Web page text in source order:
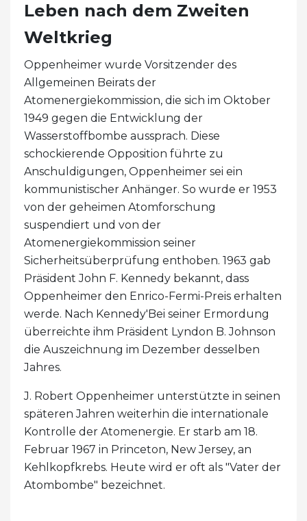
Leben nach dem Zweiten
Weltkrieg
Oppenheimer wurde Vorsitzender des
Allgemeinen Beirats der
Atomenergiekommission, die sich im Oktober
1949 gegen die Entwicklung der
Wasserstoffbombe aussprach. Diese
schockierende Opposition führte zu
Anschuldigungen, Oppenheimer sei ein
kommunistischer Anhänger. So wurde er 1953
von der geheimen Atomforschung
suspendiert und von der
Atomenergiekommission seiner
Sicherheitsüberprüfung enthoben. 1963 gab
Präsident John F. Kennedy bekannt, dass
Oppenheimer den Enrico-Fermi-Preis erhalten
werde. Nach Kennedy'Bei seiner Ermordung
überreichte ihm Präsident Lyndon B. Johnson
die Auszeichnung im Dezember desselben
Jahres.
J. Robert Oppenheimer unterstützte in seinen
späteren Jahren weiterhin die internationale
Kontrolle der Atomenergie. Er starb am 18.
Februar 1967 in Princeton, New Jersey, an
Kehlkopfkrebs. Heute wird er oft als "Vater der
Atombombe" bezeichnet.